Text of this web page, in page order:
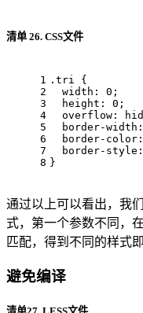
清单 26. CSS文件
1
2
3
4
5
6
7
8
.tri
{
width : 0 ;
height : 0 ;
overflow :
border-width
border-color
border-style
}
通过以上可以看出，我
式，第一个参数不同，
匹配，得到不同的样式即
避免编译